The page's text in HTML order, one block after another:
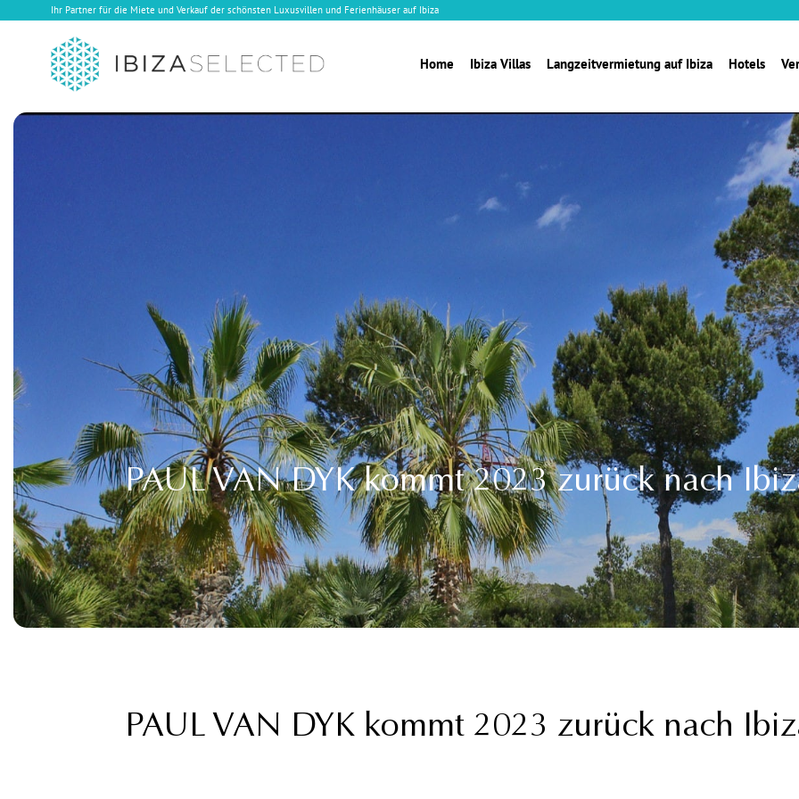
Ihr Partner für die Miete und Verkauf der schönsten Luxusvillen und Ferienhäuser auf Ibiza
Home Ibiza Villas Langzeitvermietung auf Ibiza Hotels
PAUL VAN DYK kommt 2023 zurück nach
PAUL VAN DYK kommt 2023 zurück nach